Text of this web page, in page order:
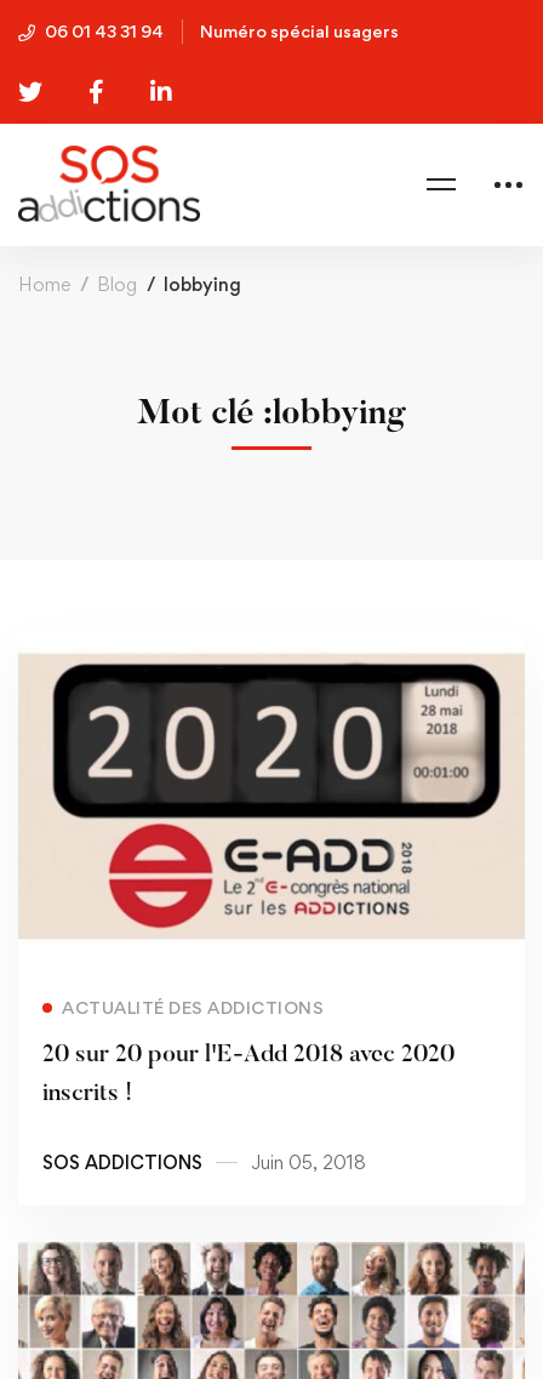
06 01 43 31 94 Numéro spécial usagers
Home Blog lobbying
Mot clé :lobbying
ACTUALITÉ DES ADDICTIONS
20 sur 20 pour l'E-Add 2018 avec 2020
inscrits !
SOS ADDICTIONS Juin 05, 2018